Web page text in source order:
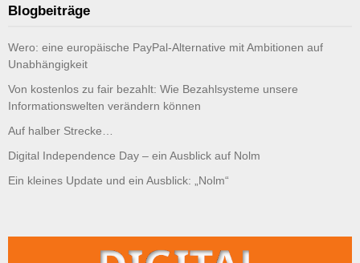
Blogbeiträge
Wero: eine europäische PayPal-Alternative mit Ambitionen auf
Unabhängigkeit
Von kostenlos zu fair bezahlt: Wie Bezahlsysteme unsere
Informationswelten verändern können
Auf halber Strecke…
Digital Independence Day – ein Ausblick auf Nolm
Ein kleines Update und ein Ausblick: „Nolm“